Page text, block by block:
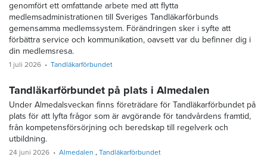
genomfört ett omfattande arbete med att flytta
medlemsadministrationen till Sveriges Tandläkarförbunds
gemensamma medlemssystem. Förändringen sker i syfte att
förbättra service och kommunikation, oavsett var du befinner dig i
din medlemsresa.
1 juli 2026 Tandläkarförbundet
Tandläkarförbundet på plats i Almedalen
Under Almedalsveckan finns företrädare för Tandläkarförbundet på
plats för att lyfta frågor som är avgörande för tandvårdens framtid,
från kompetensförsörjning och beredskap till regelverk och
utbildning.
24 juni 2026 Almedalen Tandläkarförbundet